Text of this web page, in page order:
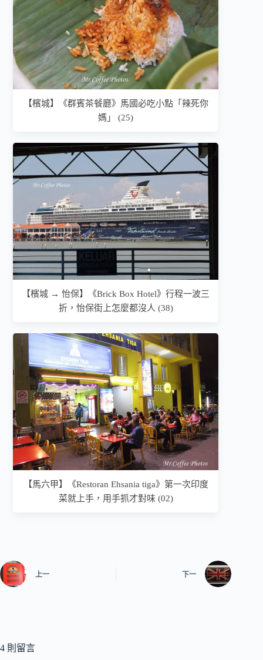
【檳城】《群賓茶餐廳》馬國必吃小點「辣死你
媽」 (25)
【檳城 → 怡保】《Brick Box Hotel》行程一波三
折，怡保街上怎麼都沒人 (38)
【馬六甲】《Restoran Ehsania tiga》第一次印度
菜就上手，用手抓才對味 (02)
上一 下一
4 則留言